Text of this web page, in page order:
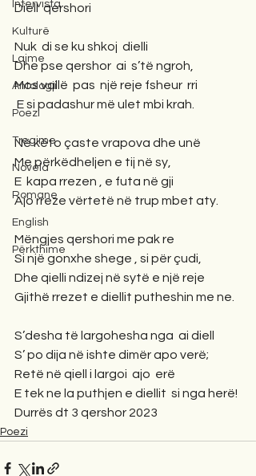
Intervista
Kulturë
Lajme
Antologji
Poezi
Tregime
Novela
Romane
English
Përkthime
Diell  qershori
Nuk  di se ku shkoj  dielli
Dhe pse qershor  ai  s’të ngroh,
Mos vallë  pas  një reje fsheur  rri
E si padashur më ulet mbi krah.
Në këto çaste vrapova dhe unë
Me përkëdheljen e tij në sy,
E  kapa rrezen , e futa në gji
Ajo rreze vërtetë në trup mbet aty.
Mëngjes qershori me pak re
Si një gonxhe shege , si për çudi,
Dhe qielli ndizej në sytë e një reje
Gjithë rrezet e diellit putheshin me ne.
S’desha të largohesha nga  ai diell
S’ po dija në ishte dimër apo verë;
Retë në qiell i largoi  ajo  erë
E tek ne la puthjen e diellit  si nga herë!
Durrës dt 3 qershor 2023
Poezi